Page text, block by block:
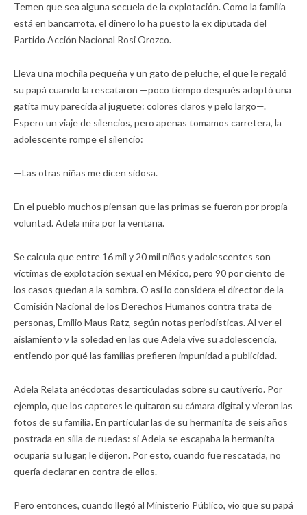
Temen que sea alguna secuela de la explotación. Como la familia
está en bancarrota, el dinero lo ha puesto la ex diputada del
Partido Acción Nacional Rosi Orozco.
Lleva una mochila pequeña y un gato de peluche, el que le regaló
su papá cuando la rescataron —poco tiempo después adoptó una
gatita muy parecida al juguete: colores claros y pelo largo—.
Espero un viaje de silencios, pero apenas tomamos carretera, la
adolescente rompe el silencio:
—Las otras niñas me dicen sidosa.
En el pueblo muchos piensan que las primas se fueron por propia
voluntad. Adela mira por la ventana.
Se calcula que entre 16 mil y 20 mil niños y adolescentes son
víctimas de explotación sexual en México, pero 90 por ciento de
los casos quedan a la sombra. O así lo considera el director de la
Comisión Nacional de los Derechos Humanos contra trata de
personas, Emilio Maus Ratz, según notas periodísticas. Al ver el
aislamiento y la soledad en las que Adela vive su adolescencia,
entiendo por qué las familias prefieren impunidad a publicidad.
Adela Relata anécdotas desarticuladas sobre su cautiverio. Por
ejemplo, que los captores le quitaron su cámara digital y vieron las
fotos de su familia. En particular las de su hermanita de seis años
postrada en silla de ruedas: si Adela se escapaba la hermanita
ocuparía su lugar, le dijeron. Por esto, cuando fue rescatada, no
quería declarar en contra de ellos.
Pero entonces, cuando llegó al Ministerio Público, vio que su papá